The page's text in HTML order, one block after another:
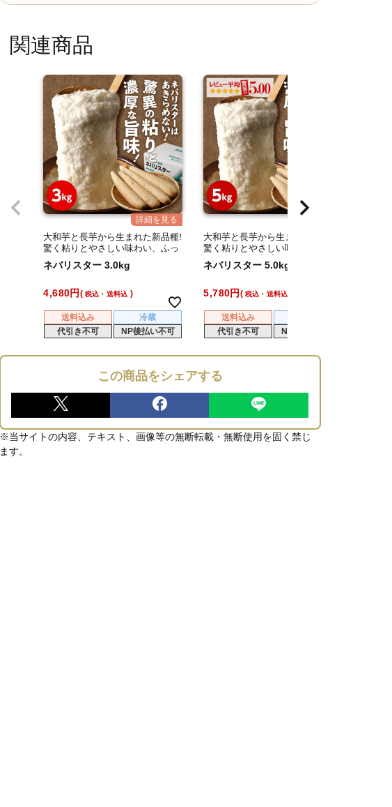
関連商品
大和芋と長芋から生まれた新品種!
驚く粘りとやさしい味わい、ふっ
くらモチモチ食感をお試しくださ
い。
ネバリスター 3.0kg
送料込み
冷蔵
代引き不可
NP後払い不可
4,680 税込・送料込
大和芋と長芋から生まれた新品種!
驚く粘りとやさしい味わい、ふっ
くらモチモチ食感をお試しくださ
い。
ネバリスター 5.0kg
送料込み
代引き不可
NP後払い不可
5,780 税込・送料込
この商品をシェアする
※当サイトの内容、テキスト、画像等の無断転載・無断使用を固く禁じ
ます。